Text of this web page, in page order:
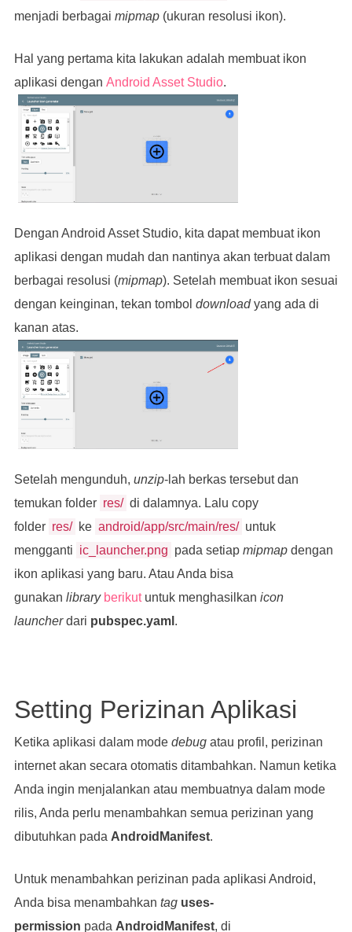
menjadi berbagai mipmap(ukuran resolusi ikon).
Hal yang pertama kita lakukan adalah membuat ikon
aplikasi dengan Android Asset Studio.
Dengan Android Asset Studio, kita dapat membuat ikon
aplikasi dengan mudah dan nantinya akan terbuat dalam
berbagai resolusi (mipmap). Setelah membuat ikon sesuai
dengan keinginan, tekan tombol downloadyang ada di
kanan atas.
Setelah mengunduh, unzip-lah berkas tersebut dan
temukan folder res/ di dalamnya. Lalu copy
folder res/ ke android/app/src/main/res/ untuk
mengganti ic_launcher.png pada setiap mipmapdengan
ikon aplikasi yang baru. Atau Anda bisa
gunakan library berikutuntuk menghasilkan icon
launcherdari pubspec.yaml .
Setting Perizinan Aplikasi
Ketika aplikasi dalam mode debugatau profil, perizinan
internet akan secara otomatis ditambahkan. Namun ketika
Anda ingin menjalankan atau membuatnya dalam mode
rilis, Anda perlu menambahkan semua perizinan yang
dibutuhkan pada AndroidManifest.
Untuk menambahkan perizinan pada aplikasi Android,
Anda bisa menambahkan tag uses-
permission pada AndroidManifest, di